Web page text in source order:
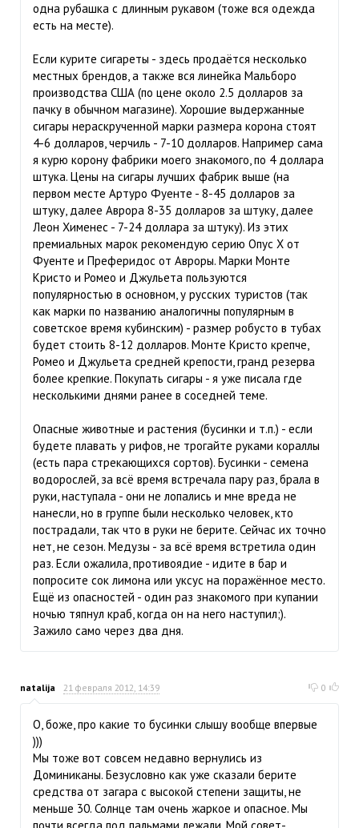
одна рубашка с длинным рукавом (тоже вся одежда
есть на месте).
Если курите сигареты - здесь продаётся несколько
местных брендов, а также вся линейка Мальборо
производства США (по цене около 2.5 долларов за
пачку в обычном магазине). Хорошие выдержанные
сигары нераскрученной марки размера корона стоят
4-6 долларов, черчиль - 7-10 долларов. Например сама
я курю корону фабрики моего знакомого, по 4 доллара
штука. Цены на сигары лучших фабрик выше (на
первом месте Артуро Фуенте - 8-45 долларов за
штуку, далее Аврора 8-35 долларов за штуку, далее
Леон Хименес - 7-24 доллара за штуку). Из этих
премиальных марок рекомендую серию Опус Х от
Фуенте и Преферидос от Авроры. Марки Монте
Кристо и Ромео и Джульета пользуются
популярностью в основном, у русских туристов (так
как марки по названию аналогичны популярным в
советское время кубинским) - размер робусто в тубах
будет стоить 8-12 долларов. Монте Кристо крепче,
Ромео и Джульета средней крепости, гранд резерва
более крепкие. Покупать сигары - я уже писала где
несколькими днями ранее в соседней теме.
Опасные животные и растения (бусинки и т.п.) - если
будете плавать у рифов, не трогайте руками кораллы
(есть пара стрекающихся сортов). Бусинки - семена
водорослей, за всё время встречала пару раз, брала в
руки, наступала - они не лопались и мне вреда не
нанесли, но в группе были несколько человек, кто
пострадали, так что в руки не берите. Сейчас их точно
нет, не сезон. Медузы - за всё время встретила один
раз. Если ожалила, противоядие - идите в бар и
попросите сок лимона или уксус на поражённое место.
Ещё из опасностей - один раз знакомого при купании
ночью тяпнул краб, когда он на него наступил;).
Зажило само через два дня.
natalija 21 февраля 2012, 14:39 0
О, боже, про какие то бусинки слышу вообще впервые
)))
Мы тоже вот совсем недавно вернулись из
Доминиканы. Безусловно как уже сказали берите
средства от загара с высокой степени защиты, не
меньше 30. Солнце там очень жаркое и опасное. Мы